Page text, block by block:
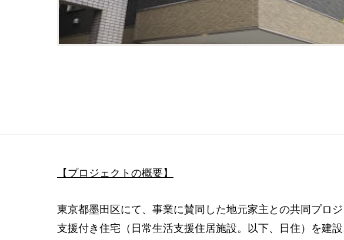
【プロジェクトの概要】
東京都墨田区にて、事業に賛同した地元家主との共同プロ
支援付き住宅（日常生活支援住居施設。以下、日住）を建